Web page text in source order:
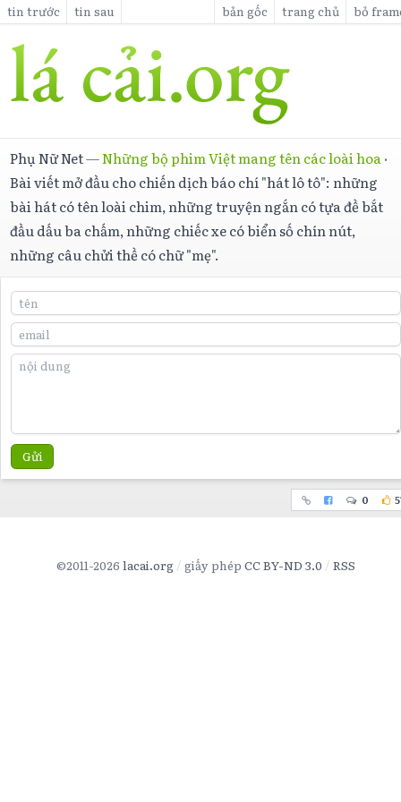
tin trước tin sau bản gốc trang chủ bỏ
Phụ Nữ Net—Những bộ phim Việt mang tên các loài hoa ·
Bài viết mở đầu cho chiến dịch báo chí "hát lô tô": những
bài hát có tên loài chim, những truyện ngắn có tựa đề bắt
đầu dấu ba chấm, những chiếc xe có biển số chín nút,
những câu chửi thề có chữ "mẹ".
Gửi
0
©2011-2026 lacai.org giấy phép CC BY-ND 3.0 RSS